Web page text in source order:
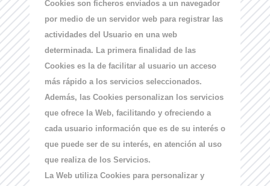
Cookies son ficheros enviados a un navegador
por medio de un servidor web para registrar las
actividades del Usuario en una web
determinada. La primera finalidad de las
Cookies es la de facilitar al usuario un acceso
más rápido a los servicios seleccionados.
Además, las Cookies personalizan los servicios
que ofrece la Web, facilitando y ofreciendo a
cada usuario información que es de su interés o
que puede ser de su interés, en atención al uso
que realiza de los Servicios.
La Web utiliza Cookies para personalizar y